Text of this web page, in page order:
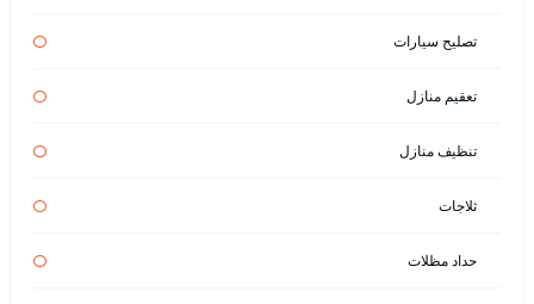
تصليح سيارات
تعقيم منازل
تنظيف منازل
ثلاجات
حداد مظلات